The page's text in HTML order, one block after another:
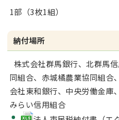
1部（3枚1組）
納付場所
株式会社群馬銀行、北群馬
同組合、赤城橘農業協同組合
会社東和銀行、中央労働金庫
みらい信用組合